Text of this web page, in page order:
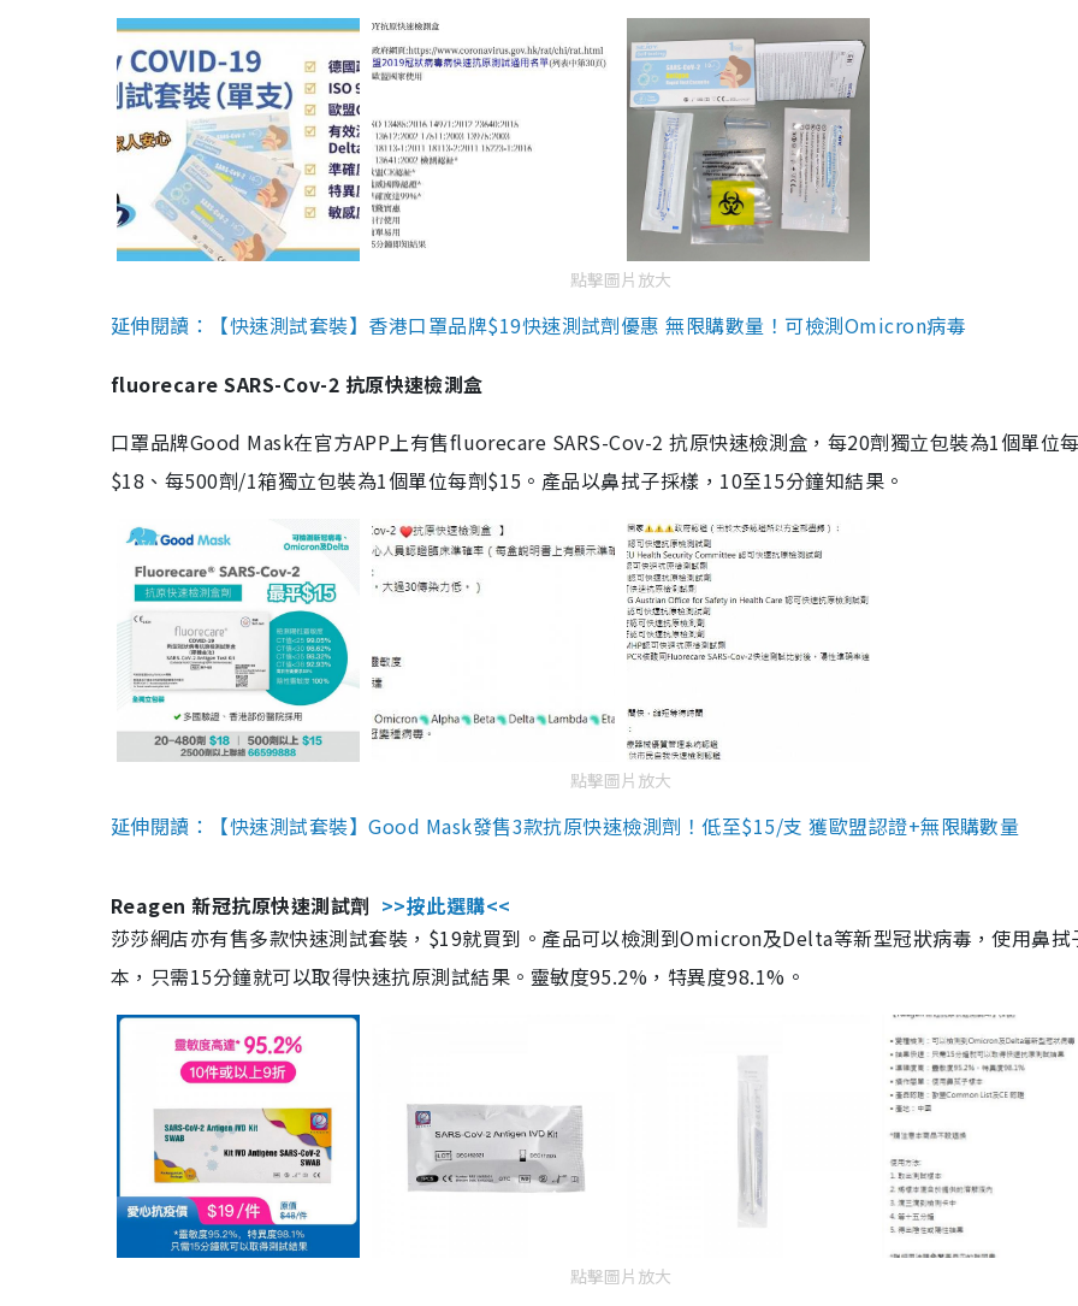
點擊圖片放大
延伸閱讀：【快速測試套裝】香港口罩品牌$19快速測試劑優惠 無限購數量！可檢測Omicron病毒
fluorecare SARS-Cov-2 抗原快速檢測盒
口罩品牌Good Mask在官方APP上有售fluorecare SARS-Cov-2 抗原快速檢測盒，每20劑獨立包裝為1個單位
$18、每500劑/1箱獨立包裝為1個單位每劑$15。產品以鼻拭子採樣，10至15分鐘知結果。
點擊圖片放大
延伸閱讀：【快速測試套裝】Good Mask發售3款抗原快速檢測劑！低至$15/支 獲歐盟認證+無限購數量
Reagen 新冠抗原快速測試劑 >>按此選購<<
莎莎網店亦有售多款快速測試套裝，$19就買到。產品可以檢測到Omicron及Delta等新型冠狀病毒，使用鼻拭
本，只需15分鐘就可以取得快速抗原測試結果。靈敏度95.2%，特異度98.1%。
點擊圖片放大